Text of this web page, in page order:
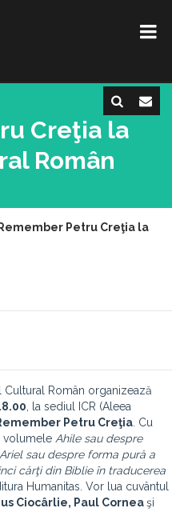
Creţia la
Român
Remember Petru Creţia la
Cultural Român organizează
, la sediul ICR (Aleea
Petru Creţia . Cu
volumele Ahile sau despre
sau despre forma pură a
cărţi din Biblie în traducerea
Humanitas. Vor lua cuvântul
Ciocârlie, Paul Corneaşi